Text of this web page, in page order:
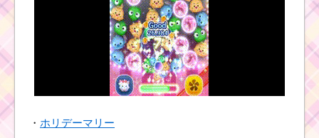
ツムツム10月最新ピッ
クアップガチャ第6弾に
かぼちゃミッキー･ミニ
ー登場！全15体を紹
介！
・ ホリデーマリー